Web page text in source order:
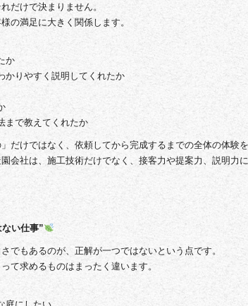
だけで決まりません。
の満足に大きく関係します。
か
かりやすく説明してくれたか
まで教えてくれたか
だけではなく、依頼してから完成するまでの全体の体験を
会社は、施工技術だけでなく、接客力や提案力、説明力
い仕事”
でもあるのが、正解が一つではないという点です。
て求めるものはまったく違います。